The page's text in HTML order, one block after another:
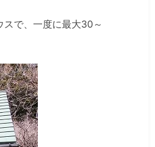
で、一度に最大30～